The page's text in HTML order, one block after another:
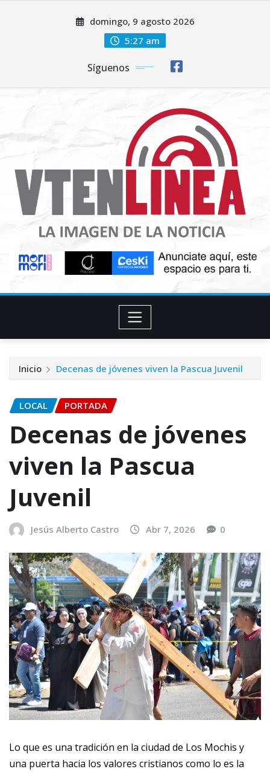
domingo, 9 agosto 2026
5:27 am
Síguenos
Inicio Decenas de jóvenes viven la Pascua Juvenil
LOCAL PORTADA
Decenas de jóvenes
viven la Pascua
Juvenil
Jesús Alberto Castro Abr 7, 2026 0
Lo que es una tradición en la ciudad de Los Mochis y
una puerta hacia los valores cristianos como lo es la